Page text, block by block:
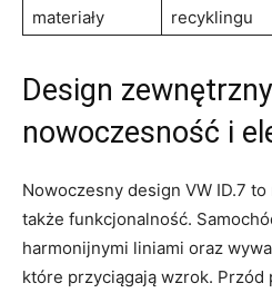
materiały
recyklingu
Design
nowoczesność i
Nowoczesny design VW ID.7
także funkcjonalność.
harmonijnymi liniami oraz
które przyciągają wzrok. Przód